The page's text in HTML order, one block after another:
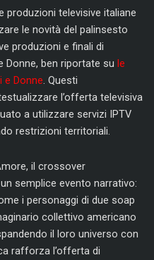
produzioni televisive italiane
le novità del palinsesto
produzioni e finali di
ben riportate su le
e Donne. Questi
l’offerta televisiva
a utilizzare servizi IPTV
restrizioni territoriali.
il crossover
semplice evento narrativo:
i personaggi di due soap
collettivo americano
il loro universo con
rafforza l’offerta di